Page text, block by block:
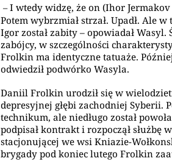
–I wtedy widzę, że on (Ihor
Potem wybrzmiał strzał. Upadł. Ale
Igor został zabity – opowiadał
zabójcy, w szczególności
Frolkin ma identyczne tatuaże.
odwiedził podwórko Wasyla.
Daniil Frolkin urodził się w
depresyjnej głębi zachodniej Syberii.
technikum, ale niedługo został
podpisał kontrakt i rozpoczął służbę
stacjonującej we wsi Kniazie-
brygady pod koniec lutego Frolkin